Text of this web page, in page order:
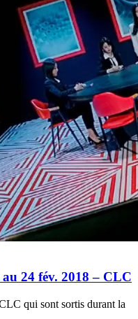
24 fév. 2018 – CLC
qui sont sortis durant la